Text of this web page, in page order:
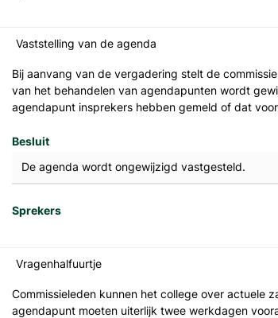
Vaststelling van de agenda
Bij aanvang van de vergadering stelt de
van het behandelen van agendapunten wordt
agendapunt insprekers hebben gemeld of dat
Besluit
De agenda wordt ongewijzigd vastgesteld.
Sprekers
Vragenhalfuurtje
Commissieleden kunnen het college over actuele
agendapunt moeten uiterlijk twee werkdagen